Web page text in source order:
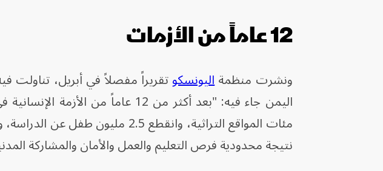
12 عاماً من الأزمات
ونشرت منظمةاليونسكوتقريراً مفصلاً في أبريل، تناولت
اليمن جاء فيه: "بعد أكثر من 12 عاماً
نتيجة محدودية فرص التعليم والعمل والأمان والمشاركة